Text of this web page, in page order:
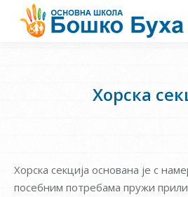
Хорска
Хорска секција основана је с
посебним потребама пружи